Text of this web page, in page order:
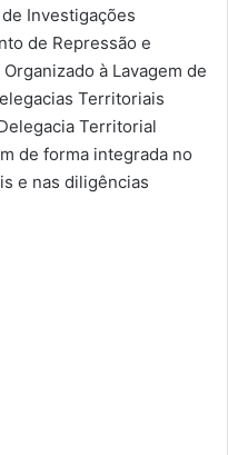
Investigações
de Repressão e
à Lavagem de
Territoriais
Territorial
de forma integrada no
e nas diligências